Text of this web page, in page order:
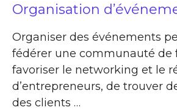
Organisation
Organiser des événements
fédérer une communauté de
favoriser le networking et le
d’entrepreneurs, de trouver
des clients …